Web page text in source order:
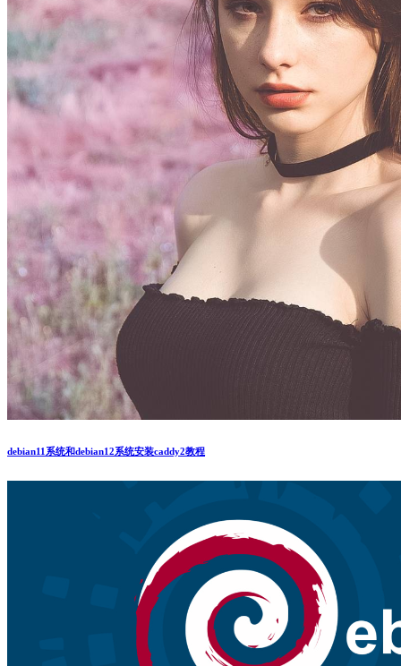
debian11系统和debian12系统安装caddy2教程